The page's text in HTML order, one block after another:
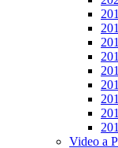
Video a